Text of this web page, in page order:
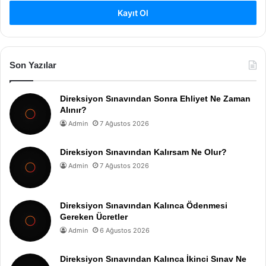
Kayıt Ol
Son Yazılar
Direksiyon Sınavından Sonra Ehliyet Ne Zaman
Alınır?
Admin 7 Ağustos 2026
Direksiyon Sınavından Kalırsam Ne Olur?
Admin 7 Ağustos 2026
Direksiyon Sınavından Kalınca Ödenmesi
Gereken Ücretler
Admin 6 Ağustos 2026
Direksiyon Sınavından Kalınca İkinci Sınav Ne